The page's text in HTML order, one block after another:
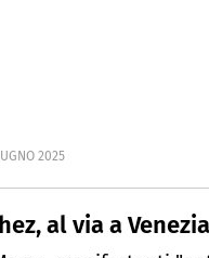
2025
al via a